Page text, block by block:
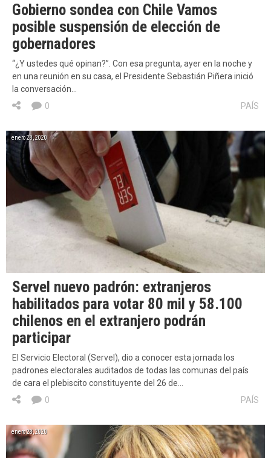
Gobierno sondea con Chile Vamos
posible suspensión de elección de
gobernadores
“¿Y ustedes qué opinan?”. Con esa pregunta, ayer en la noche y
en una reunión en su casa, el Presidente Sebastián Piñera inició
la conversación…
PAÍS
0
enero 28, 2020
Servel nuevo padrón: extranjeros
habilitados para votar 80 mil y 58.100
chilenos en el extranjero podrán
participar
El Servicio Electoral (Servel), dio a conocer esta jornada los
padrones electorales auditados de todas las comunas del país
de cara el plebiscito constituyente del 26 de…
PAÍS
0
enero 28, 2020